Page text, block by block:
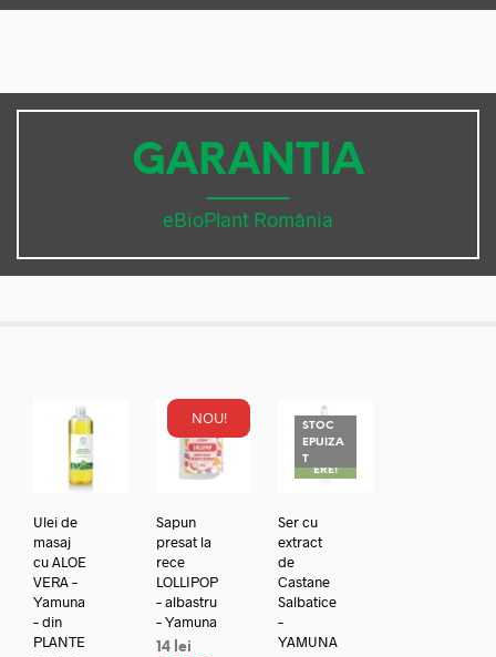
GARANTIA
eBioPlant România
Ulei de
masaj
cu ALOE
VERA –
Yamuna
– din
PLANTE
NOU!
Sapun
presat la
rece
LOLLIPOP
– albastru
– Yamuna
14 lei
STOC
EPUIZA
TREDUC
ERE!
Ser cu
extract
de
Castane
Salbatice
–
YAMUNA